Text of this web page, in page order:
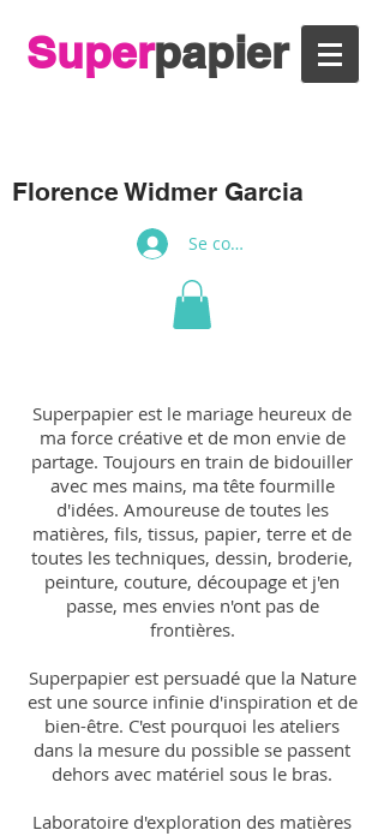
Superpapier
Florence Widmer Garcia
Se connecter
Superpapier est le mariage heureux de
ma force créative et de mon envie de
partage. Toujours en train de bidouiller
avec mes mains, ma tête fourmille
d'idées. Amoureuse de toutes les
matières, fils, tissus, papier, terre et de
toutes les techniques, dessin, broderie,
peinture, couture, découpage et j'en
passe, mes envies n'ont pas de
frontières.
Superpapier est persuadé que la Nature
est une source infinie d'inspiration et de
bien-être. C'est pourquoi les ateliers
dans la mesure du possible se passent
dehors avec matériel sous le bras.
Laboratoire d'exploration des matières